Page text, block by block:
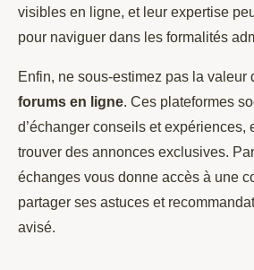
visibles en ligne, et leur expertise
pour naviguer dans les formalités
Enfin, ne sous-estimez pas la valeur
forums en ligne. Ces plateformes
d’échanger conseils et expériences,
trouver des annonces exclusives.
échanges vous donne accès à une
partager ses astuces et
avisé.